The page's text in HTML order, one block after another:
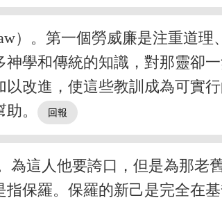
）。第一個勞威廉是注重道
學和傳統的知識，對那靈卻
改進，使這些教訓成為可實
。
這人他要誇口，但是為那老
保羅。保羅的新己是完全在